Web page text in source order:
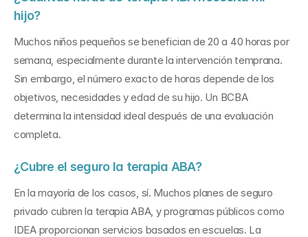
hijo?
Muchos niños pequeños se benefician de 20 a 40 horas por
semana, especialmente durante la intervención temprana.
Sin embargo, el número exacto de horas depende de los
objetivos, necesidades y edad de su hijo. Un BCBA
determina la intensidad ideal después de una evaluación
completa.
¿Cubre el seguro la terapia ABA?
En la mayoría de los casos, sí. Muchos planes de seguro
privado cubren la terapia ABA, y programas públicos como
IDEA proporcionan servicios basados en escuelas. La